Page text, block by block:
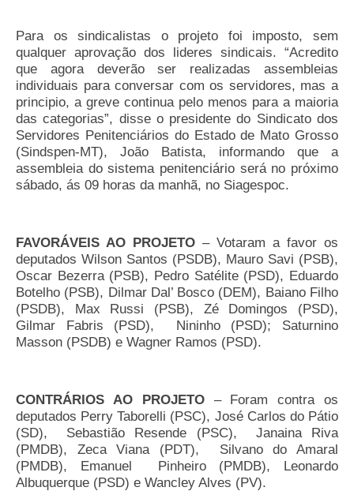
Para os sindicalistas o projeto foi imposto, sem
qualquer aprovação dos lideres sindicais. “Acredito
que agora deverão ser realizadas assembleias
individuais para conversar com os servidores, mas a
principio, a greve continua pelo menos para a maioria
das categorias”, disse o presidente do Sindicato dos
Servidores Penitenciários do Estado de Mato Grosso
(Sindspen-MT), João Batista, informando que a
assembleia do sistema penitenciário será no próximo
sábado, ás 09 horas da manhã, no Siagespoc.
FAVORÁVEIS AO PROJETO – Votaram a favor os
deputados Wilson Santos (PSDB), Mauro Savi (PSB),
Oscar Bezerra (PSB), Pedro Satélite (PSD), Eduardo
Botelho (PSB), Dilmar Dal’ Bosco (DEM), Baiano Filho
(PSDB), Max Russi (PSB), Zé Domingos (PSD),
Gilmar Fabris (PSD), Nininho (PSD); Saturnino
Masson (PSDB) e Wagner Ramos (PSD).
CONTRÁRIOS AO PROJETO– Foram contra os
deputados Perry Taborelli (PSC), José Carlos do Pátio
(SD), Sebastião Resende (PSC), Janaina Riva
(PMDB), Zeca Viana (PDT), Silvano do Amaral
(PMDB), Emanuel Pinheiro (PMDB), Leonardo
Albuquerque (PSD) e Wancley Alves (PV).